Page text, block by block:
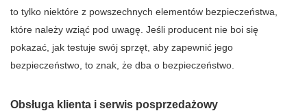
to tylko niektóre z powszechnych elementów bezpieczeństwa,
które należy wziąć pod uwagę. Jeśli producent nie boi się
pokazać, jak testuje swój sprzęt, aby zapewnić jego
bezpieczeństwo, to znak, że dba o bezpieczeństwo.
Obsługa klienta i serwis posprzedażowy